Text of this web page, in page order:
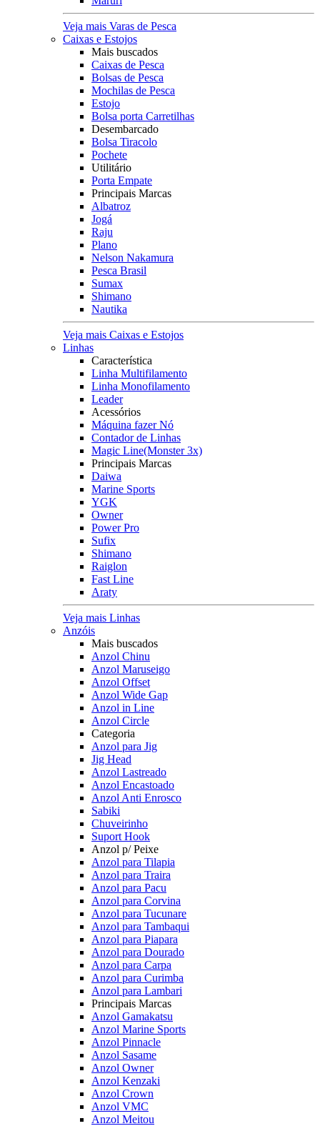
Veja mais Varas de Pesca
Caixas e Estojos
Mais buscados
Caixas de Pesca
Bolsas de Pesca
Mochilas de Pesca
Estojo
Bolsa porta Carretilhas
Desembarcado
Bolsa Tiracolo
Pochete
Utilitário
Porta Empate
Principais Marcas
Albatroz
Jogá
Raju
Plano
Nelson Nakamura
Pesca Brasil
Sumax
Shimano
Nautika
Veja mais Caixas e Estojos
Linhas
Característica
Linha Multifilamento
Linha Monofilamento
Leader
Acessórios
Máquina fazer Nó
Contador de Linhas
Magic Line(Monster 3x)
Principais Marcas
Daiwa
Marine Sports
YGK
Owner
Power Pro
Sufix
Shimano
Raiglon
Fast Line
Araty
Veja mais Linhas
Anzóis
Mais buscados
Anzol Chinu
Anzol Maruseigo
Anzol Offset
Anzol Wide Gap
Anzol in Line
Anzol Circle
Categoria
Anzol para Jig
Jig Head
Anzol Lastreado
Anzol Encastoado
Anzol Anti Enrosco
Sabiki
Chuveirinho
Suport Hook
Anzol p/ Peixe
Anzol para Tilapia
Anzol para Traira
Anzol para Pacu
Anzol para Corvina
Anzol para Tucunare
Anzol para Tambaqui
Anzol para Piapara
Anzol para Dourado
Anzol para Carpa
Anzol para Curimba
Anzol para Lambari
Principais Marcas
Anzol Gamakatsu
Anzol Marine Sports
Anzol Pinnacle
Anzol Sasame
Anzol Owner
Anzol Kenzaki
Anzol Crown
Anzol VMC
Anzol Meitou